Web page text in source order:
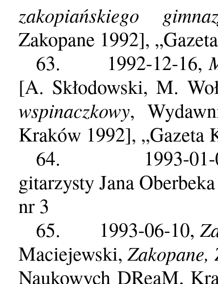
zakopiańskiego
Zakopane 1992],
63.
1992-12-16,
[A. Skłodowski, M.
wspinaczkowy,
Kraków 1992], „Gazeta
64.
1993-
gitarzysty Jana
nr 3
65.
1993-06-10,
Maciejewski,Zakopane,
Naukowych DReaM,